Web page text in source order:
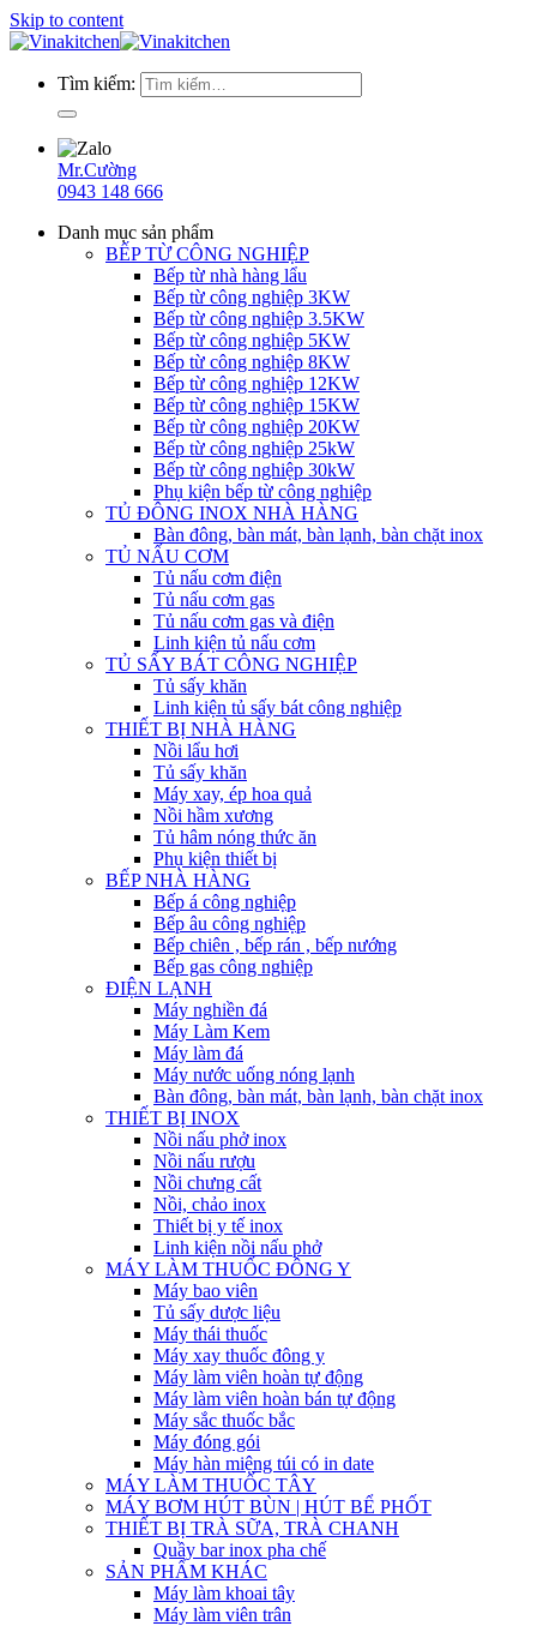
Skip to content
Tìm kiếm:
Mr.Cường
0943 148 666
Danh mục sản phẩm
BẾP TỪ CÔNG NGHIỆP
Bếp từ nhà hàng lẩu
Bếp từ công nghiệp 3KW
Bếp từ công nghiệp 3.5KW
Bếp từ công nghiệp 5KW
Bếp từ công nghiệp 8KW
Bếp từ công nghiệp 12KW
Bếp từ công nghiệp 15KW
Bếp từ công nghiệp 20KW
Bếp từ công nghiệp 25kW
Bếp từ công nghiệp 30kW
Phụ kiện bếp từ công nghiệp
TỦ ĐÔNG INOX NHÀ HÀNG
Bàn đông, bàn mát, bàn lạnh, bàn chặt inox
TỦ NẤU CƠM
Tủ nấu cơm điện
Tủ nấu cơm gas
Tủ nấu cơm gas và điện
Linh kiện tủ nấu cơm
TỦ SẤY BÁT CÔNG NGHIỆP
Tủ sấy khăn
Linh kiện tủ sấy bát công nghiệp
THIẾT BỊ NHÀ HÀNG
Nồi lẩu hơi
Tủ sấy khăn
Máy xay, ép hoa quả
Nồi hầm xương
Tủ hâm nóng thức ăn
Phụ kiện thiết bị
BẾP NHÀ HÀNG
Bếp á công nghiệp
Bếp âu công nghiệp
Bếp chiên , bếp rán , bếp nướng
Bếp gas công nghiệp
ĐIỆN LẠNH
Máy nghiền đá
Máy Làm Kem
Máy làm đá
Máy nước uống nóng lạnh
Bàn đông, bàn mát, bàn lạnh, bàn chặt inox
THIẾT BỊ INOX
Nồi nấu phở inox
Nồi nấu rượu
Nồi chưng cất
Nồi, chảo inox
Thiết bị y tế inox
Linh kiện nồi nấu phở
MÁY LÀM THUỐC ĐÔNG Y
Máy bao viên
Tủ sấy dược liệu
Máy thái thuốc
Máy xay thuốc đông y
Máy làm viên hoàn tự động
Máy làm viên hoàn bán tự động
Máy sắc thuốc bắc
Máy đóng gói
Máy hàn miệng túi có in date
MÁY LÀM THUỐC TÂY
MÁY BƠM HÚT BÙN | HÚT BỂ PHỐT
THIẾT BỊ TRÀ SỮA, TRÀ CHANH
Quầy bar inox pha chế
SẢN PHẨM KHÁC
Máy làm khoai tây
Máy làm viên trân